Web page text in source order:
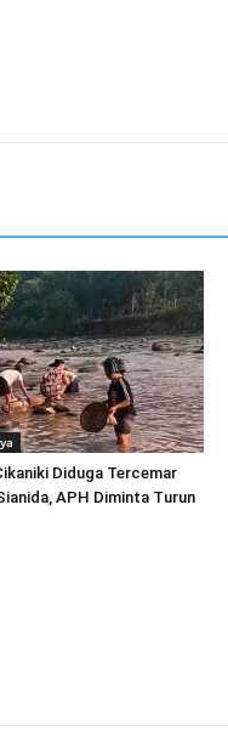
Diduga Tercemar
APH Diminta Turun